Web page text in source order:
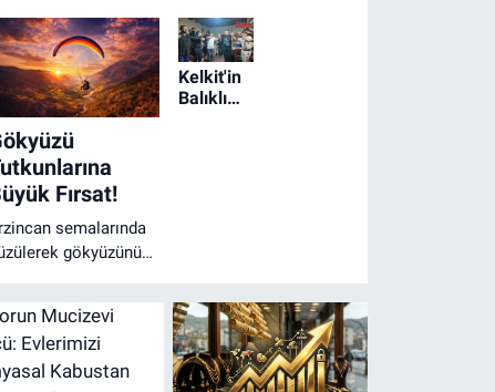
Fırsat!
semalarında
gökyüzünün
Heyecanla
o dev fırsat
başladı!
Kelkit'in
Balıklı